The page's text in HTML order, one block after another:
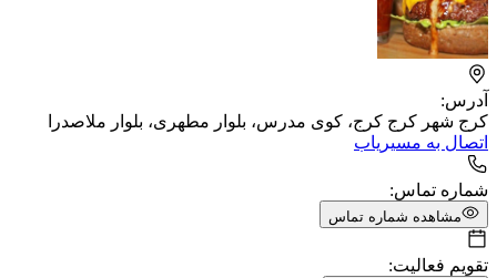
آدرس:
کرج شهر کرج کرج، کوی مدرس، بلوار مطهری، بلوار ملاصدرا
اتصال به مسیریاب
شماره تماس:
مشاهده شماره تماس
تقویم فعالیت: